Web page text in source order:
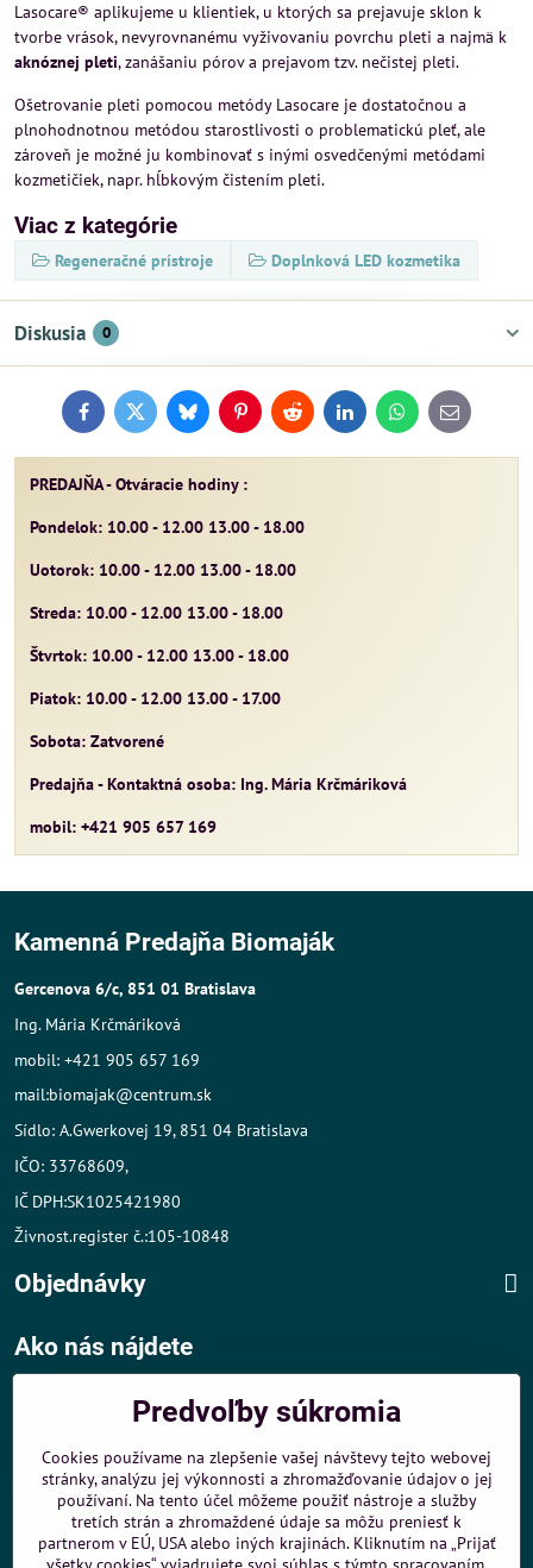
Lasocare® aplikujeme u klientiek, u ktorých sa prejavuje sklon k
tvorbe vrások, nevyrovnanému vyživovaniu povrchu pleti a najmä k
aknóznej pleti, zanášaniu pórov a prejavom tzv. nečistej pleti.
Ošetrovanie pleti pomocou metódy Lasocare je dostatočnou a
plnohodnotnou metódou starostlivosti o problematickú pleť, ale
zároveň je možné ju kombinovať s inými osvedčenými metódami
kozmetičiek, napr. hĺbkovým čistením pleti.
Viac z kategórie
Regeneračné prístroje Doplnková LED kozmetika
Diskusia 0
FacebookTwitterBlueskyPinterestReddit LinkedInWhatsApp
E-
mail
PREDAJŇA - Otváracie hodiny :
Pondelok: 10.00 - 12.00 13.00 - 18.00
Uotorok: 10.00 - 12.00 13.00 - 18.00
Streda: 10.00 - 12.00 13.00 - 18.00
Štvrtok: 10.00 - 12.00 13.00 - 18.00
Piatok: 10.00 - 12.00 13.00 - 17.00
Sobota: Zatvorené
Predajňa - Kontaktná osoba: Ing. Mária Krčmáriková
mobil: +421 905 657 169
Kamenná Predajňa Biomaják
Gercenova 6/c, 851 01 Bratislava
Ing. Mária Krčmáriková
mobil: +421 905 657 169
mail:biomajak@centrum.sk
Sídlo: A.Gwerkovej 19, 851 04 Bratislava
IČO: 33768609,
IČ DPH:SK1025421980
Živnost.register č.:105-10848
Objednávky
Ako nás nájdete
- v tesnej blízkosti diaľničného obchvatu
- dobré parkovacie možnosti 40 m od predajne
MHD:
- 200 m od zastávky MHD Záporožská - autobusy č. 80 a 88
- 250 m od zastávky MHD ŽST Petržalka - autobus 99
Predvoľby súkromia
Cookies používame na zlepšenie vašej návštevy tejto webovej
stránky, analýzu jej výkonnosti a zhromažďovanie údajov o jej
používaní. Na tento účel môžeme použiť nástroje a služby
tretích strán a zhromaždené údaje sa môžu preniesť k
partnerom v EÚ, USA alebo iných krajinách. Kliknutím na „Prijať